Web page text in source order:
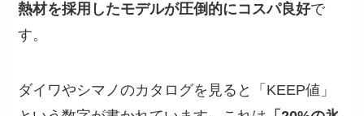
熱材を採用したモデルが圧倒的にコスパ良好で
す。
ダイワやシマノのカタログを見ると「KEEP値」